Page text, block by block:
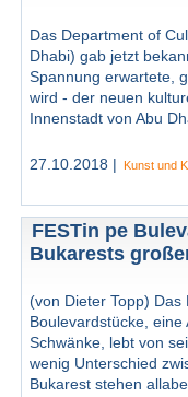
Das Department of
Dhabi) gab jetzt
Spannung erwartete,
wird - der neuen
Innenstadt von Abu
27.10.2018 | Kunst und
FESTin pe
Bukarests
(von Dieter Topp) Das
Boulevardstücke,
Schwänke, lebt von
wenig Unterschied
Bukarest stehen